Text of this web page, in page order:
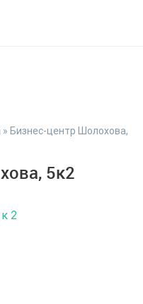
» Бизнес-центр Шолохова,
5к2
2